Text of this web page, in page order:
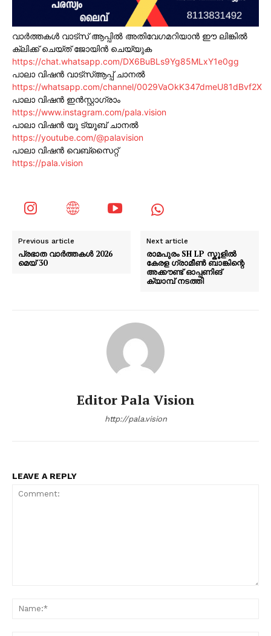
വാർത്തകൾ വാട്സ് ആപ്പിൽ അതിവേഗമറിയാൻ ഈ ലിങ്കിൽ
ക്ലിക്ക് ചെയ്ത് ജോയിൻ ചെയ്യുക
https://chat.whatsapp.com/DX6BuBLs9Yg85MLxY1e0gg
പാലാ വിഷൻ വാട്സ്ആപ്പ് ചാനൽ
https://whatsapp.com/channel/0029VaOkK347dmeU81dBvf2X
പാലാ വിഷൻ ഇൻസ്റ്റാഗ്രാം
https://www.instagram.com/pala.vision
പാലാ വിഷൻ യൂ ട്യൂബ് ചാനൽ
https://youtube.com/@palavision
പാലാ വിഷൻ വെബ്സൈറ്റ്
https://pala.vision
Previous article
പ്രഭാത വാർത്തകൾ 2026
മെയ് 30
Next article
രാമപുരം SH LP സ്കൂളിൽ
കേരള ഗ്രാമീൺ ബാങ്കിന്റെ
അക്കൗണ്ട് ഓപ്പണിങ്
ക്യാമ്പ് നടത്തി
Editor Pala Vision
http://pala.vision
LEAVE A REPLY